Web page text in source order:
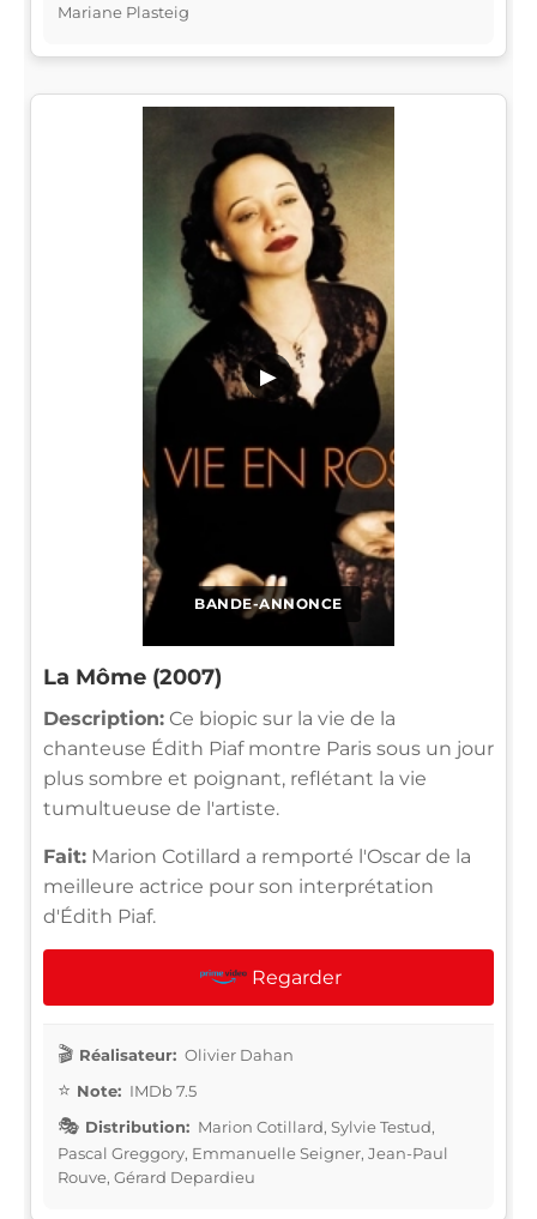
Mariane Plasteig
BANDE-ANNONCE
▶
La Môme (2007)
Description: Ce biopic sur la vie de la
chanteuse Édith Piaf montre Paris sous un jour
plus sombre et poignant, reflétant la vie
tumultueuse de l'artiste.
Fait: Marion Cotillard a remporté l'Oscar de la
meilleure actrice pour son interprétation
d'Édith Piaf.
Regarder
Réalisateur: Olivier Dahan
Note: IMDb 7.5
Distribution: Marion Cotillard, Sylvie Testud,
Pascal Greggory, Emmanuelle Seigner, Jean-Paul
Rouve, Gérard Depardieu